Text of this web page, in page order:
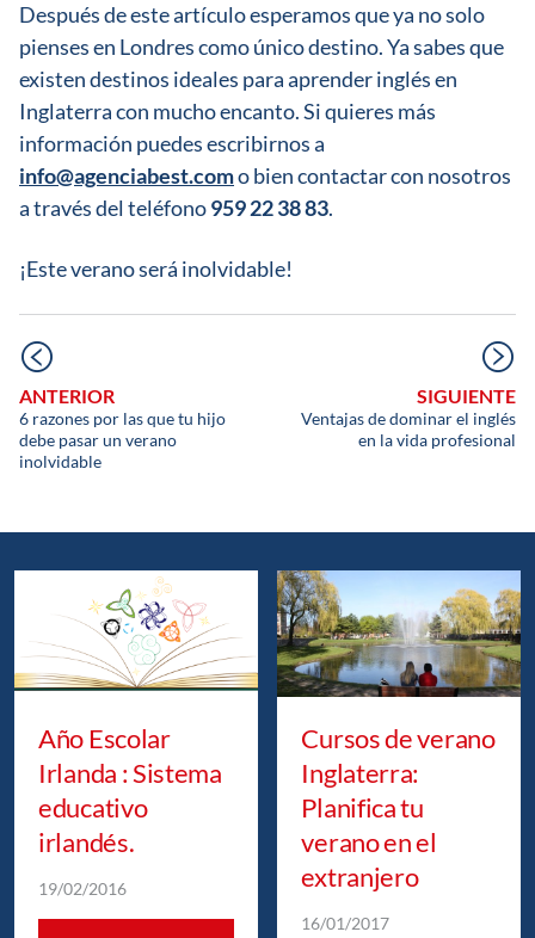
Después de este artículo esperamos que ya no solo
pienses en Londres como único destino. Ya sabes que
existen destinos ideales para aprender inglés en
Inglaterra con mucho encanto. Si quieres más
información puedes escribirnos a
info@agenciabest.como bien contactar con nosotros
a través del teléfono959 22 38 83.
¡Este verano será inolvidable!
ANTERIOR
6 razones por las que tu hijo
debe pasar un verano
inolvidable
SIGUIENTE
Ventajas de dominar el inglés
en la vida profesional
Año Escolar
Irlanda : Sistema
educativo
irlandés.
19/02/2016
Cursos de verano
Inglaterra:
Planifica tu
verano en el
extranjero
16/01/2017